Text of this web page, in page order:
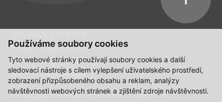
Používáme soubory cookies
Tyto webové stránky používají soubory cookies a další
sledovací nástroje s cílem vylepšení uživatelského prostředí,
zobrazení přizpůsobeného obsahu a reklam, analýzy
návštěvnosti webových stránek a zjištění zdroje návštěvnosti.
Po–Pá:
10.00–18.00
So:
na požádání
Ne:
na požádání
Polední pauza ve všední dny a v sobotu 13:00 - 14:00.